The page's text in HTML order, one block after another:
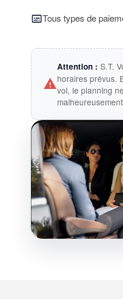
Tous types de
Attention : S.T.
horaires prévus.
vol, le planning